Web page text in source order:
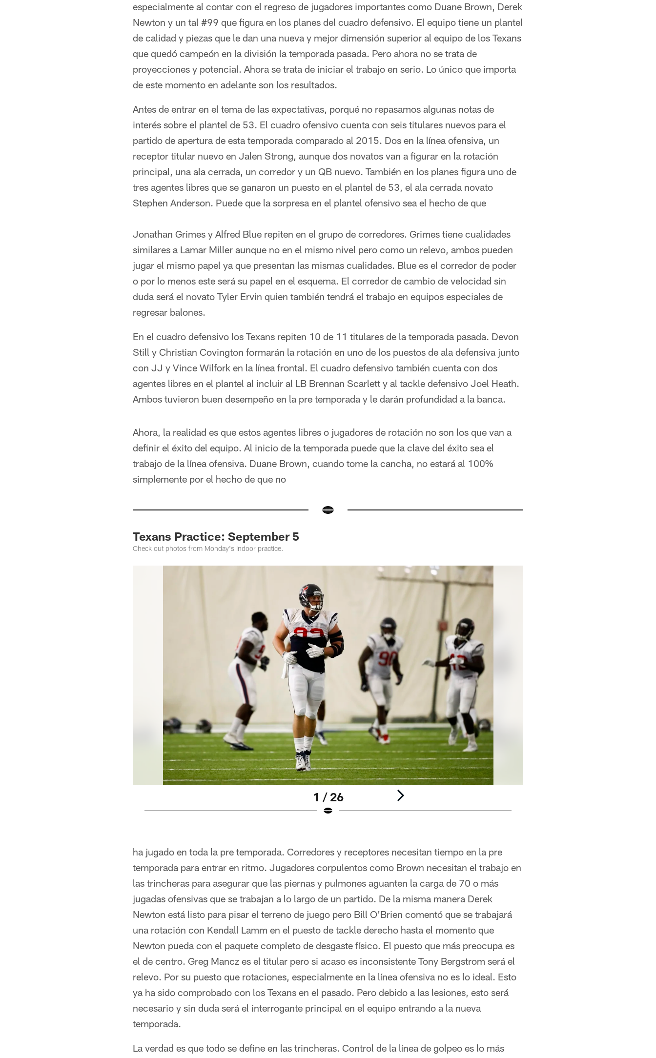
especialmente al contar con el regreso de jugadores importantes como Duane Brown, Derek
Newton y un tal #99 que figura en los planes del cuadro defensivo. El equipo tiene un plantel
de calidad y piezas que le dan una nueva y mejor dimensión superior al equipo de los Texans
que quedó campeón en la división la temporada pasada. Pero ahora no se trata de
proyecciones y potencial. Ahora se trata de iniciar el trabajo en serio. Lo único que importa
de este momento en adelante son los resultados.
Antes de entrar en el tema de las expectativas, porqué no repasamos algunas notas de
interés sobre el plantel de 53. El cuadro ofensivo cuenta con seis titulares nuevos para el
partido de apertura de esta temporada comparado al 2015. Dos en la línea ofensiva, un
receptor titular nuevo en Jalen Strong, aunque dos novatos van a figurar en la rotación
principal, una ala cerrada, un corredor y un QB nuevo. También en los planes figura uno de
tres agentes libres que se ganaron un puesto en el plantel de 53, el ala cerrada novato
Stephen Anderson. Puede que la sorpresa en el plantel ofensivo sea el hecho de que
Jonathan Grimes y Alfred Blue repiten en el grupo de corredores. Grimes tiene cualidades
similares a Lamar Miller aunque no en el mismo nivel pero como un relevo, ambos pueden
jugar el mismo papel ya que presentan las mismas cualidades. Blue es el corredor de poder
o por lo menos este será su papel en el esquema. El corredor de cambio de velocidad sin
duda será el novato Tyler Ervin quien también tendrá el trabajo en equipos especiales de
regresar balones.
En el cuadro defensivo los Texans repiten 10 de 11 titulares de la temporada pasada. Devon
Still y Christian Covington formarán la rotación en uno de los puestos de ala defensiva junto
con JJ y Vince Wilfork en la línea frontal. El cuadro defensivo también cuenta con dos
agentes libres en el plantel al incluir al LB Brennan Scarlett y al tackle defensivo Joel Heath.
Ambos tuvieron buen desempeño en la pre temporada y le darán profundidad a la banca.
Ahora, la realidad es que estos agentes libres o jugadores de rotación no son los que van a
definir el éxito del equipo. Al inicio de la temporada puede que la clave del éxito sea el
trabajo de la línea ofensiva. Duane Brown, cuando tome la cancha, no estará al 100%
simplemente por el hecho de que no
Texans Practice: September 5
Check out photos from Monday's indoor practice.
1 / 26
ha jugado en toda la pre temporada. Corredores y receptores necesitan tiempo en la pre
temporada para entrar en ritmo. Jugadores corpulentos como Brown necesitan el trabajo en
las trincheras para asegurar que las piernas y pulmones aguanten la carga de 70 o más
jugadas ofensivas que se trabajan a lo largo de un partido. De la misma manera Derek
Newton está listo para pisar el terreno de juego pero Bill O'Brien comentó que se trabajará
una rotación con Kendall Lamm en el puesto de tackle derecho hasta el momento que
Newton pueda con el paquete completo de desgaste físico. El puesto que más preocupa es
el de centro. Greg Mancz es el titular pero si acaso es inconsistente Tony Bergstrom será el
relevo. Por su puesto que rotaciones, especialmente en la línea ofensiva no es lo ideal. Esto
ya ha sido comprobado con los Texans en el pasado. Pero debido a las lesiones, esto será
necesario y sin duda será el interrogante principal en el equipo entrando a la nueva
temporada.
La verdad es que todo se define en las trincheras. Control de la línea de golpeo es lo más